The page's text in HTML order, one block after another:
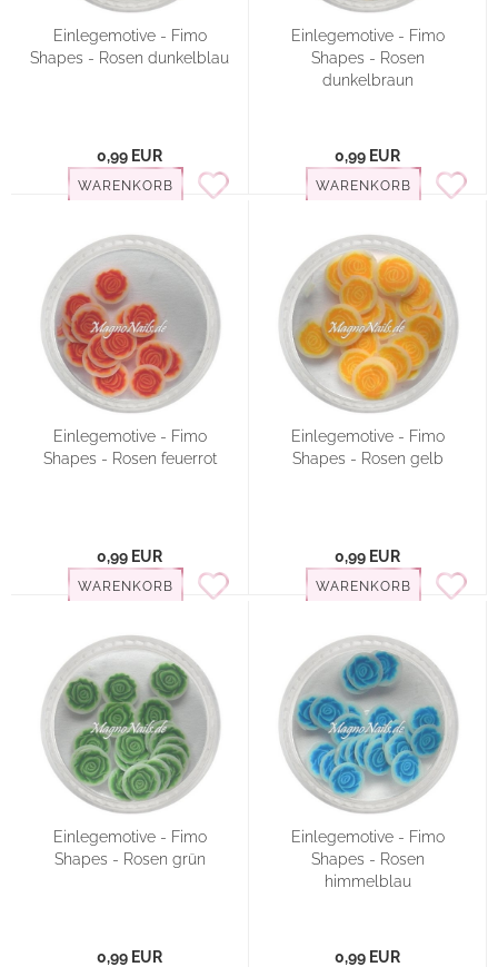
Einlegemotive - Fimo
Shapes - Rosen dunkelblau
0,99 EUR
WARENKORB
Einlegemotive - Fimo
Shapes - Rosen
dunkelbraun
0,99 EUR
WARENKORB
Einlegemotive - Fimo
Shapes - Rosen feuerrot
0,99 EUR
WARENKORB
Einlegemotive - Fimo
Shapes - Rosen gelb
0,99 EUR
WARENKORB
Einlegemotive - Fimo
Shapes - Rosen grün
0,99 EUR
Einlegemotive - Fimo
Shapes - Rosen
himmelblau
0,99 EUR